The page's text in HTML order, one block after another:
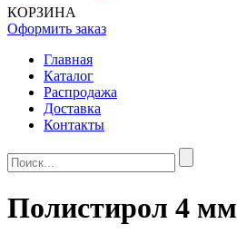
КОРЗИНА
Оформить заказ
Главная
Каталог
Распродажа
Доставка
Контакты
Полистирол 4 мм